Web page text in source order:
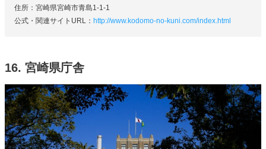
住所：宮崎県宮崎市青島1-1-1
公式・関連サイトURL： http://www.kodomo-no-kuni.com/index.html
16. 宮崎県庁舎